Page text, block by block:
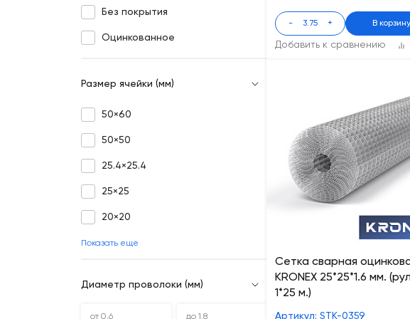
Без покрытия
Оцинкованное
Размер ячейки (мм)
50×60
50×50
25.4×25.4
25×25
20×20
Показать еще
Диаметр проволоки (мм)
Добавить к сравнению
- + В корзину
Сетка сварная
KRONEX 25*25*1.6 мм.
1*25 м.)
Артикул: STK-0359